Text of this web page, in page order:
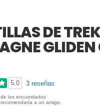
DE
GLIDEN
5.0 3 reseñas
de los encuestados
recomendaría a un amigo.